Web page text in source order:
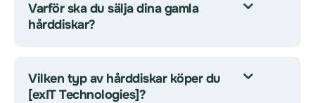
Varför ska du sälja dina gamla
hårddiskar?
Vilken typ av hårddiskar köper du
[exIT Technologies]?